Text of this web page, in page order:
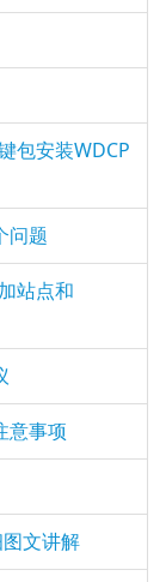
包安装WDCP
问题
站点和
意事项
文讲解